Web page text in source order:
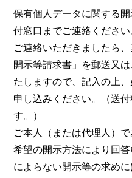
保有個人データに関する
付窓口までご連絡ください
ご連絡いただきましたら
開示等請求書」を郵送又
たしますので、記入の上
申し込みください。（送
す。）
ご本人（または代理人）
希望の開示方法により回
によらない開示等の求め